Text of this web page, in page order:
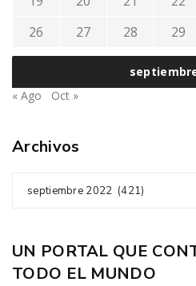
26
27 28 29
« Ago Oct »
Archivos
septiembre 2022 (421)
UN PORTAL QUE
TODO EL MUNDO